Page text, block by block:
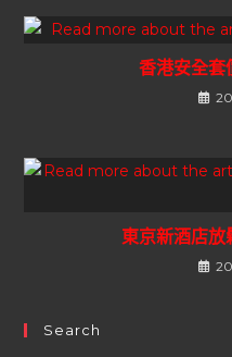
香港安全套
東京新酒店放
Search